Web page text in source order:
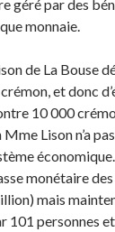
géré par des
monnaie.
de La Bouse
et donc
10 000
Lison n’a
monétaire
mais
101 personnes